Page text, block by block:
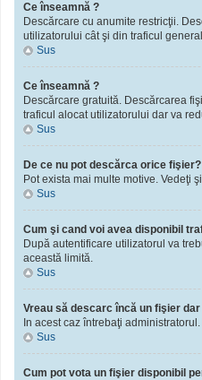
Ce înseamnă ?
Descărcare cu anumite restricţii.
utilizatorului cât şi din traficul
Sus
Ce înseamnă ?
Descărcare gratuită. Descărcarea
traficul alocat utilizatorului dar va
Sus
De ce nu pot descărca orice fişier?
Pot exista mai multe motive. Vedeţi şi
Sus
Cum şi cand voi avea disponibil
După autentificare utilizatorul va
această limită.
Sus
Vreau să descarc încă un fişier
In acest caz întrebaţi
Sus
Cum pot vota un fişier disponibil